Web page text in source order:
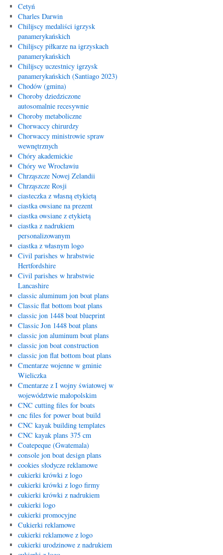
Cetyń
Charles Darwin
Chilijscy medaliści igrzysk
panamerykańskich
Chilijscy piłkarze na igrzyskach
panamerykańskich
Chilijscy uczestnicy igrzysk
panamerykańskich (Santiago 2023)
Chodów (gmina)
Choroby dziedziczone
autosomalnie recesywnie
Choroby metaboliczne
Chorwaccy chirurdzy
Chorwaccy ministrowie spraw
wewnętrznych
Chóry akademickie
Chóry we Wrocławiu
Chrząszcze Nowej Zelandii
Chrząszcze Rosji
ciasteczka z własną etykietą
ciastka owsiane na prezent
ciastka owsiane z etykietą
ciastka z nadrukiem
personalizowanym
ciastka z własnym logo
Civil parishes w hrabstwie
Hertfordshire
Civil parishes w hrabstwie
Lancashire
classic aluminum jon boat plans
Classic flat bottom boat plans
classic jon 1448 boat blueprint
Classic Jon 1448 boat plans
classic jon aluminum boat plans
classic jon boat construction
classic jon flat bottom boat plans
Cmentarze wojenne w gminie
Wieliczka
Cmentarze z I wojny światowej w
województwie małopolskim
CNC cutting files for boats
cnc files for power boat build
CNC kayak building templates
CNC kayak plans 375 cm
Coatepeque (Gwatemala)
console jon boat design plans
cookies słodycze reklamowe
cukierki krówki z logo
cukierki krówki z logo firmy
cukierki krówki z nadrukiem
cukierki logo
cukierki promocyjne
Cukierki reklamowe
cukierki reklamowe z logo
cukierki urodzinowe z nadrukiem